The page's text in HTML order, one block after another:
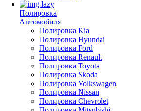
Полировка
Автомобиля
Полировка Kia
Полировка Hyundai
Полировка Ford
Полировка Renault
Полировка Toyota
Полировка Skoda
Полировка Volkswagen
Полировка Nissan
Полировка Chevrolet